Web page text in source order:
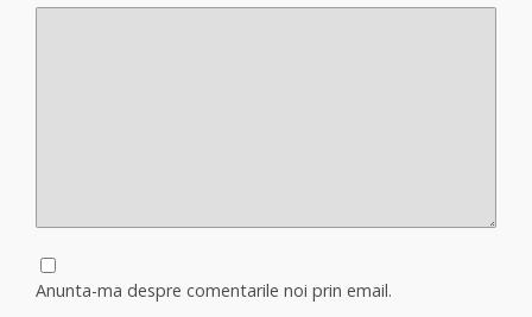
Anunta-ma despre comentarile noi prin email.